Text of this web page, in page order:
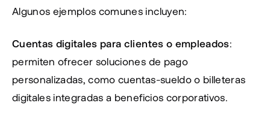
Algunos ejemplos comunes incluyen:
Cuentas digitales para clientes o empleados:
permiten ofrecer soluciones de pago
personalizadas, como cuentas-sueldo o billeteras
digitales integradas a beneficios corporativos.